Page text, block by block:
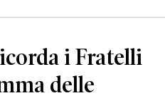
i Fratelli
delle